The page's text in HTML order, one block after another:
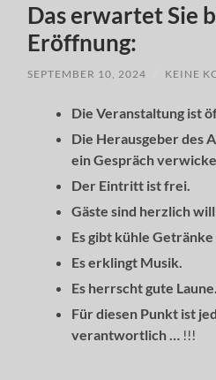
Das erwartet Sie
Eröffnung:
SEPTEMBER 10, 2024 KEINE
Die Veranstaltung ist
Die Herausgeber des
ein Gespräch
Der Eintritt ist frei.
Gäste sind herzlich
Es gibt kühle
Es erklingt Musik.
Es herrscht gute Laune.
Für diesen Punkt ist
verantwortlich … !!!